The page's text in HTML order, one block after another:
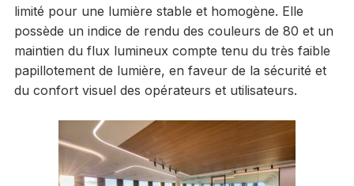
limité pour une lumière stable et homogène. Elle
possède un indice de rendu des couleurs de 80 et un
maintien du flux lumineux compte tenu du très faible
papillotement de lumière, en faveur de la sécurité et
du confort visuel des opérateurs et utilisateurs.